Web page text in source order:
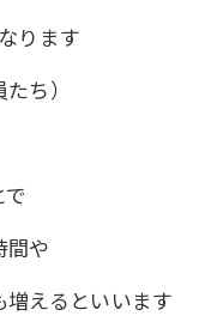
ります
ち）
間や
えるといいます